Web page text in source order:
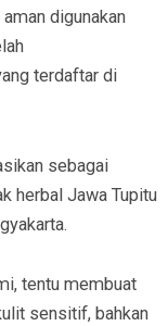
digunakan
terdaftar di
sebagai
herbal Jawa Tupitu
tentu membuat
sensitif, bahkan